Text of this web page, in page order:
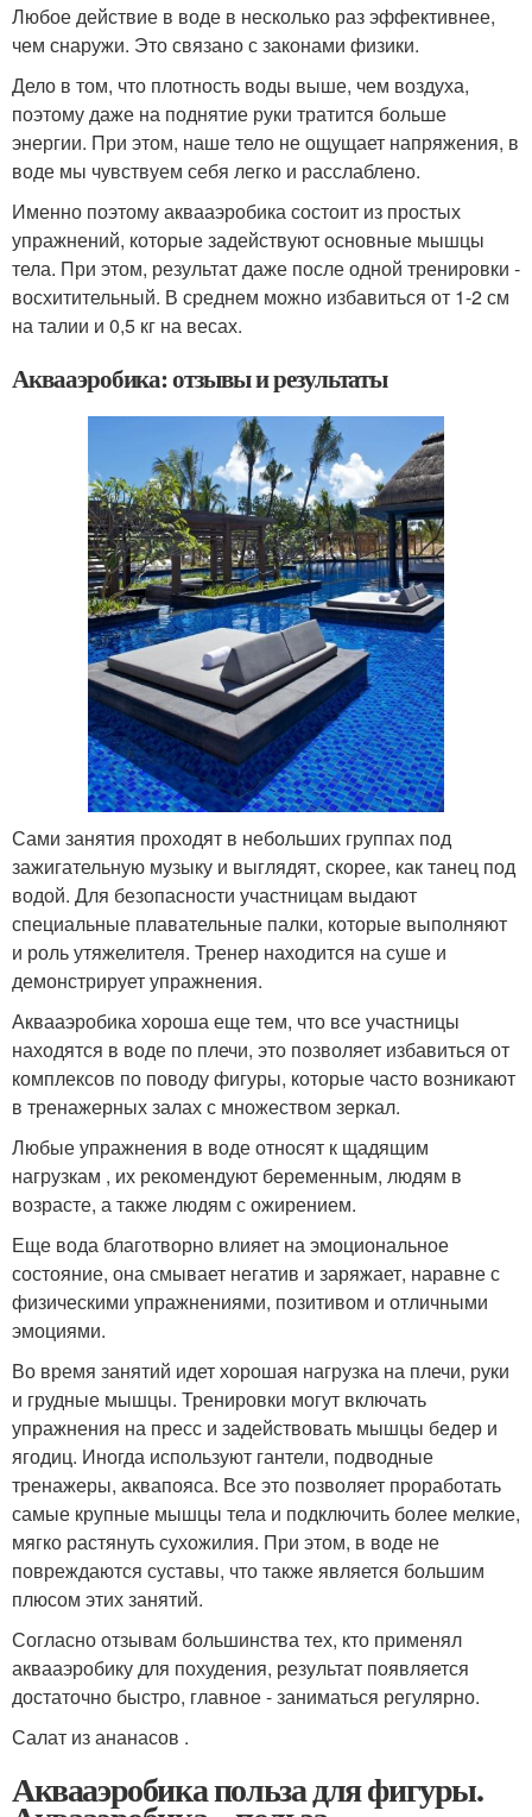
Любое действие в воде в несколько раз эффективнее,
чем снаружи. Это связано с законами физики.
Дело в том, что плотность воды выше, чем воздуха,
поэтому даже на поднятие руки тратится больше
энергии. При этом, наше тело не ощущает напряжения, в
воде мы чувствуем себя легко и расслаблено.
Именно поэтому аквааэробика состоит из простых
упражнений, которые задействуют основные мышцы
тела. При этом, результат даже после одной тренировки -
восхитительный. В среднем можно избавиться от 1-2 см
на талии и 0,5 кг на весах.
Аквааэробика: отзывы и результаты
Сами занятия проходят в небольших группах под
зажигательную музыку и выглядят, скорее, как танец под
водой. Для безопасности участницам выдают
специальные плавательные палки, которые выполняют
и роль утяжелителя. Тренер находится на суше и
демонстрирует упражнения.
Аквааэробика хороша еще тем, что все участницы
находятся в воде по плечи, это позволяет избавиться от
комплексов по поводу фигуры, которые часто возникают
в тренажерных залах с множеством зеркал.
Любые упражнения в воде относят к щадящим
нагрузкам , их рекомендуют беременным, людям в
возрасте, а также людям с ожирением.
Еще вода благотворно влияет на эмоциональное
состояние, она смывает негатив и заряжает, наравне с
физическими упражнениями, позитивом и отличными
эмоциями.
Во время занятий идет хорошая нагрузка на плечи, руки
и грудные мышцы. Тренировки могут включать
упражнения на пресс и задействовать мышцы бедер и
ягодиц. Иногда используют гантели, подводные
тренажеры, аквапояса. Все это позволяет проработать
самые крупные мышцы тела и подключить более мелкие,
мягко растянуть сухожилия. При этом, в воде не
повреждаются суставы, что также является большим
плюсом этих занятий.
Согласно отзывам большинства тех, кто применял
аквааэробику для похудения, результат появляется
достаточно быстро, главное - заниматься регулярно.
Салат из ананасов .
Аквааэробика польза для фигуры.